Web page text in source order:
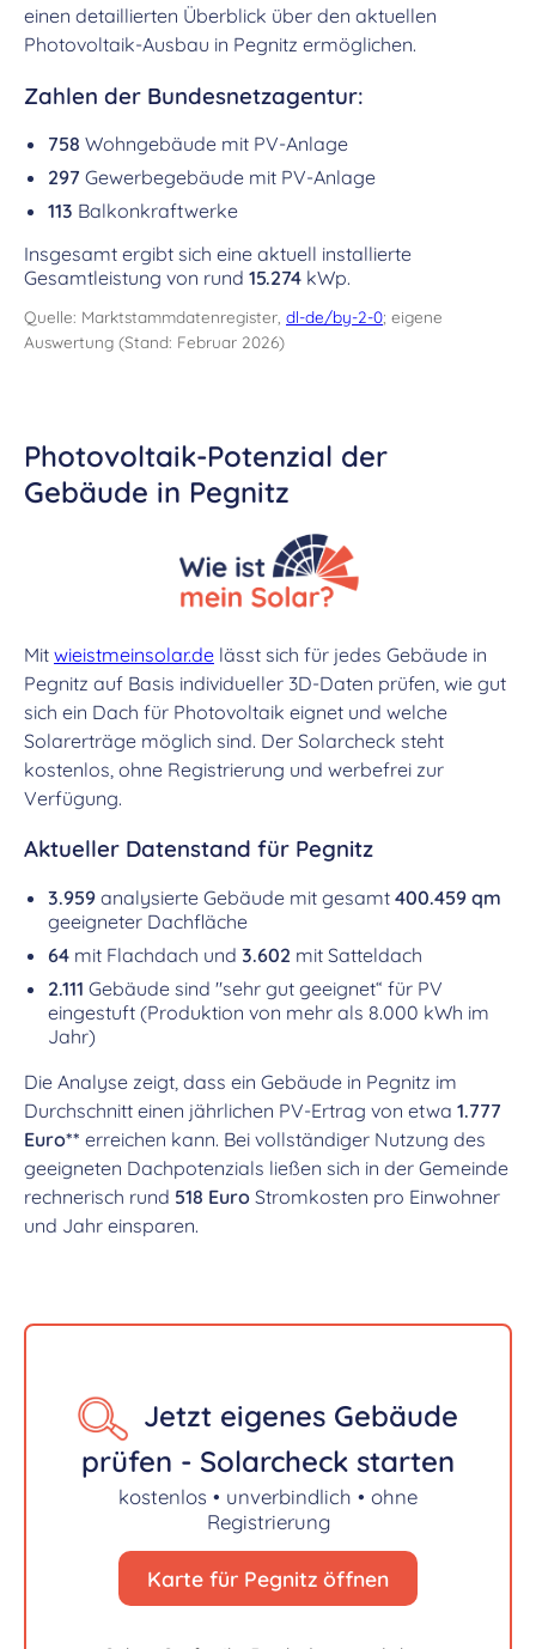
einen detaillierten Überblick über den aktuellen
Photovoltaik-Ausbau in Pegnitz ermöglichen.
Zahlen der Bundesnetzagentur:
758 Wohngebäude mit PV-Anlage
297 Gewerbegebäude mit PV-Anlage
113 Balkonkraftwerke
Insgesamt ergibt sich eine aktuell installierte
Gesamtleistung von rund 15.274 kWp.
Quelle: Marktstammdatenregister, dl-de/by-2-0; eigene
Auswertung (Stand: Februar 2026)
Photovoltaik-Potenzial der
Gebäude in Pegnitz
Mit wieistmeinsolar.de lässt sich für jedes Gebäude in
Pegnitz auf Basis individueller 3D-Daten prüfen, wie gut
sich ein Dach für Photovoltaik eignet und welche
Solarerträge möglich sind. Der Solarcheck steht
kostenlos, ohne Registrierung und werbefrei zur
Verfügung.
Aktueller Datenstand für Pegnitz
3.959 analysierte Gebäude mit gesamt 400.459 qm
geeigneter Dachfläche
64 mit Flachdach und 3.602 mit Satteldach
2.111 Gebäude sind "sehr gut geeignet“ für PV
eingestuft (Produktion von mehr als 8.000 kWh im
Jahr)
Die Analyse zeigt, dass ein Gebäude in Pegnitz im
Durchschnitt einen jährlichen PV-Ertrag von etwa 1.777
Euro** erreichen kann. Bei vollständiger Nutzung des
geeigneten Dachpotenzials ließen sich in der Gemeinde
rechnerisch rund 518 Euro Stromkosten pro Einwohner
und Jahr einsparen.
Jetzt eigenes Gebäude
prüfen - Solarcheck starten
kostenlos • unverbindlich • ohne
Registrierung
Karte für Pegnitz öffnen